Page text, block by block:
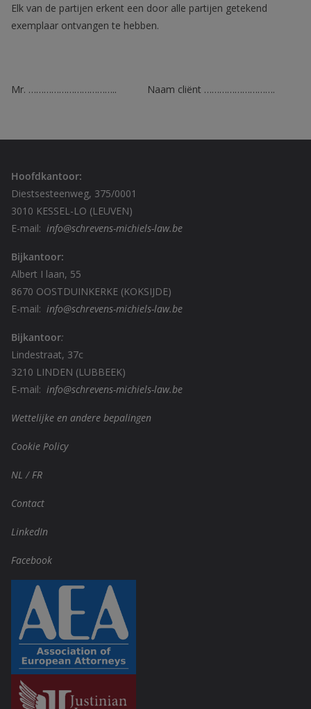
Elk van de partijen erkent een door alle partijen getekend
exemplaar ontvangen te hebben.
Mr. …………………………….. Naam cliënt ……………………….
Hoofdkantoor:
Diestsesteenweg, 375/0001
3010 KESSEL-LO (LEUVEN)
E-mail: info@schrevens-michiels-law.be
Bijkantoor:
Albert I laan, 55
8670 OOSTDUINKERKE (KOKSIJDE)
E-mail: info@schrevens-michiels-law.be
Bijkantoor:
Lindestraat, 37c
3210 LINDEN (LUBBEEK)
E-mail: info@schrevens-michiels-law.be
Wettelijke en andere bepalingen
Cookie Policy
NL /FR
Contact
LinkedIn
Facebook